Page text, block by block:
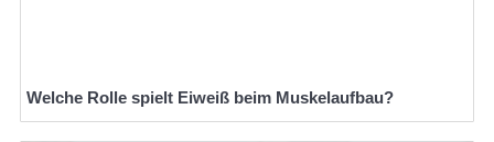
Welche Rolle spielt Eiweiß beim Muskelaufbau?